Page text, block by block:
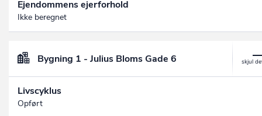
Ejendommens ejerforhold
Ikke beregnet
Bygning 1 - Julius Bloms Gade 6
Livscyklus
Opført